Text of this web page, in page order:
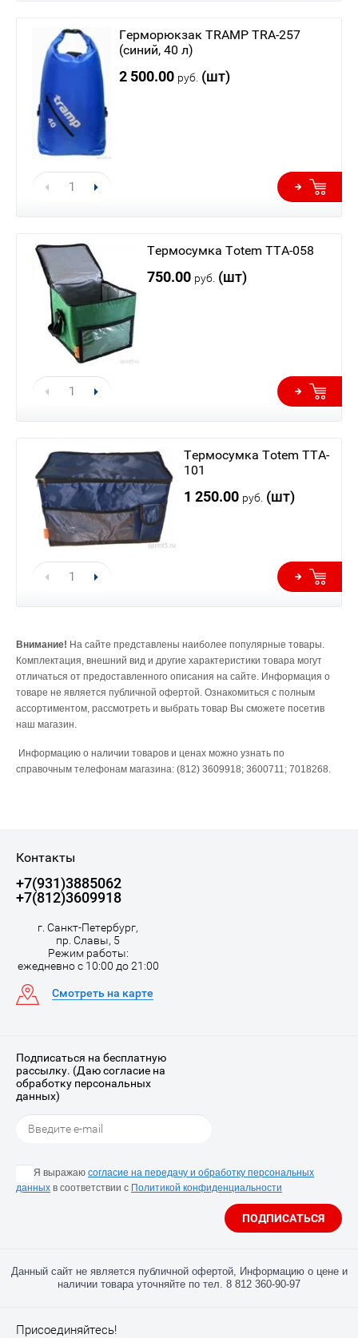
Герморюкзак TRAMP TRA-257
(синий, 40 л)
2 500.00 руб. (шт)
Термосумка Totem TTA-058
750.00 руб. (шт)
Термосумка Totem TTA-
101
1 250.00 руб. (шт)
Внимание! На сайте представлены наиболее популярные товары.
Комплектация, внешний вид и другие характеристики товара могут
отличаться от предоставленного описания на сайте. Информация о
товаре не является публичной офертой. Ознакомиться с полным
ассортиментом, рассмотреть и выбрать товар Вы сможете посетив
наш магазин.
Информацию о наличии товаров и ценах можно узнать по
справочным телефонам магазина: (812) 3609918; 3600711; 7018268.
Контакты
+7(931)3885062
+7(812)3609918
г. Санкт-Петербург,
пр. Славы, 5
Режим работы:
ежедневно с 10:00 до 21:00
Смотреть на карте
Подписаться на бесплатную
рассылку. (Даю согласие на
обработку персональных
данных)
Я выражаю согласие на передачу и обработку персональных
данных в соответствии с Политикой конфиденциальности
ПОДПИСАТЬСЯ
Данный сайт не является публичной офертой, Информацию о цене и
наличии товара уточняйте по тел. 8 812 360-90-97
Присоединяйтесь!